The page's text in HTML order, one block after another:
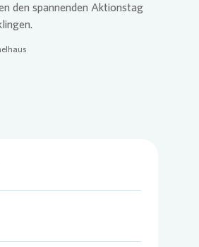
den spannenden Aktionstag